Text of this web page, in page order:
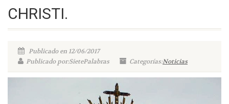
CHRISTI.
Publicado en 12/06/2017
Publicado por:SietePalabras
Categorías:Noticias